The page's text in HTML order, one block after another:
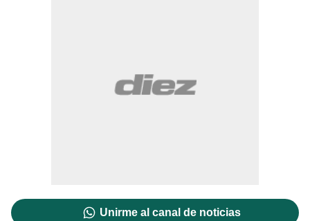
Unirme al canal de noticias